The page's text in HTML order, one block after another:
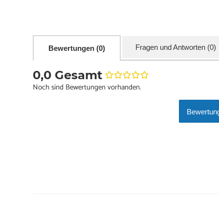
Bewertungen (0) Fragen und Antworten (0)
0,0 Gesamt
Noch sind Bewertungen vorhanden.